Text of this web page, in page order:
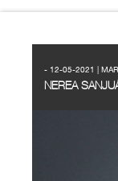
- 12-05-2021 |
NEREA